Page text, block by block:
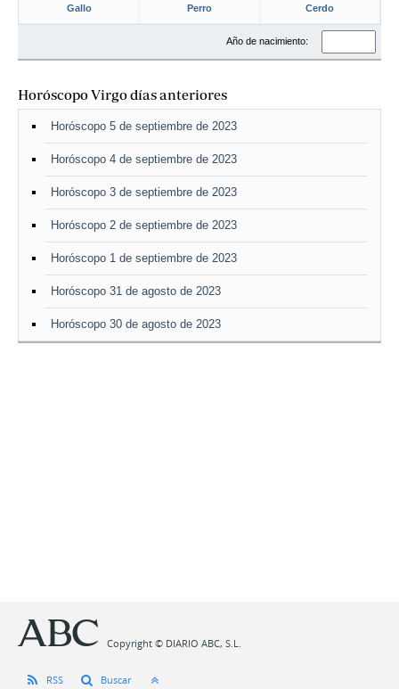
Gallo Perro Cerdo
Año de nacimiento:
Horóscopo Virgo días anteriores
Horóscopo 5 de septiembre de 2023
Horóscopo 4 de septiembre de 2023
Horóscopo 3 de septiembre de 2023
Horóscopo 2 de septiembre de 2023
Horóscopo 1 de septiembre de 2023
Horóscopo 31 de agosto de 2023
Horóscopo 30 de agosto de 2023
Copyright © DIARIO ABC, S.L.
RSS Buscar